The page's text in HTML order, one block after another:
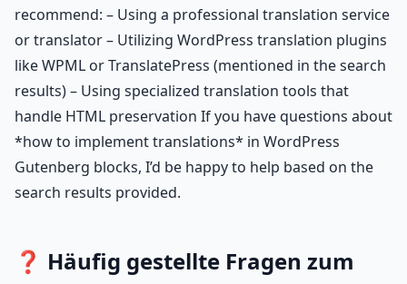
recommend: – Using a professional translation service
or translator – Utilizing WordPress translation plugins
like WPML or TranslatePress (mentioned in the search
results) – Using specialized translation tools that
handle HTML preservation If you have questions about
*how to implement translations* in WordPress
Gutenberg blocks, I’d be happy to help based on the
search results provided.
❓ Häufig gestellte Fragen zum